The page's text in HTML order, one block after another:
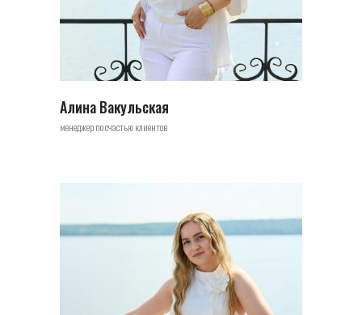
Алина Вакульская
менеджер по счастью клиентов